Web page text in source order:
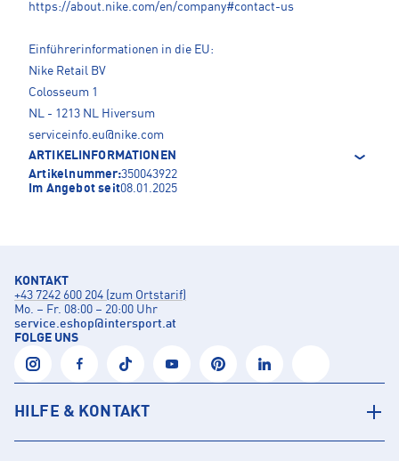
https://about.nike.com/en/company#contact-us
Einführerinformationen in die EU:
Nike Retail BV
Colosseum 1
NL - 1213 NL Hiversum
serviceinfo.eu@nike.com
ARTIKELINFORMATIONEN
Artikelnummer:350043922
Im Angebot seit08.01.2025
KONTAKT
+43 7242 600 204 (zum Ortstarif)
Mo. – Fr. 08:00 – 20:00 Uhr
service.eshop@intersport.at
FOLGE UNS
HILFE & KONTAKT